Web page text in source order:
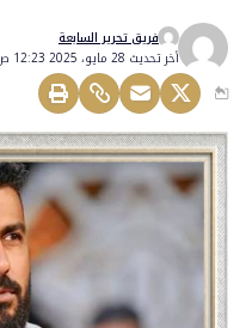
أخر تحديث 28 مايو، 2025 12:23 ص
فريق تحرير السابعة